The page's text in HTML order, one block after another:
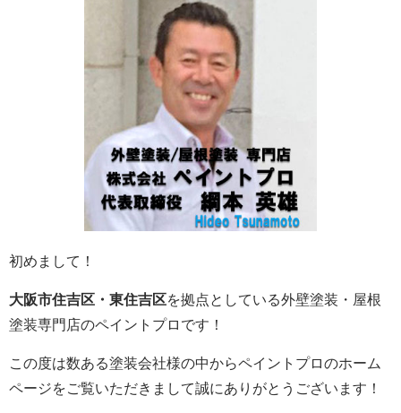
初めまして！
大阪市住吉区・東住吉区を拠点としている外壁塗装・屋根
塗装専門店のペイントプロです！
この度は数ある塗装会社様の中からペイントプロのホーム
ページをご覧いただきまして誠にありがとうございます！